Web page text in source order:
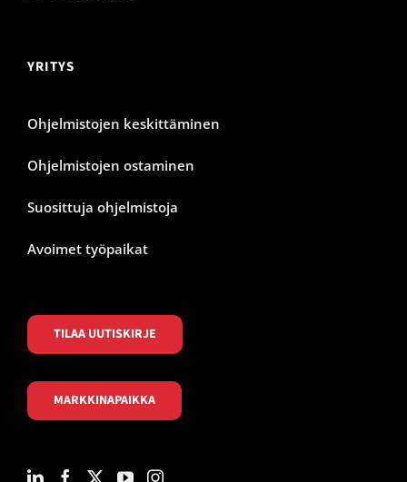
YRITYS
Ohjelmistojen keskittäminen
Ohjelmistojen ostaminen
Suosittuja ohjelmistoja
Avoimet työpaikat
TILAA UUTISKIRJE
MARKKINAPAIKKA